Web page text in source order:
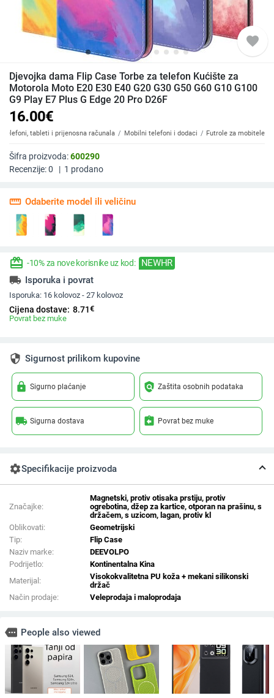
favorite
Djevojka dama Flip Case Torbe za telefon Kućište za
Motorola Moto E20 E30 E40 G20 G30 G50 G60 G10 G100
G9 Play E7 Plus G Edge 20 Pro D26F
16.00€
Telefoni, tableti i prijenosna računala Mobilni telefoni i dodaci Futrole za mobitele
Šifra proizvoda:600290
Recenzije:0 | 1 prodano
straighten Odaberite model ili veličinu
redeem -10% za nove korisnike uz kod: NEWHR
local_shipping Isporuka i povrat
Isporuka: 16 kolovoz - 27 kolovoz
Cijena dostave: 8.71€
Povrat bez muke
security Sigurnost prilikom kupovine
lock Sigurno plaćanje policy Zaštita osobnih podataka
local_shipping Sigurna dostava assignment_return Povrat bez muke
settingsSpecifikacije proizvoda
Značajke:
Magnetski, protiv otisaka prstiju, protiv
ogrebotina, džep za kartice, otporan na prašinu, s
držačem, s uzicom, lagan, protiv kl
Oblikovati:
Geometrijski
Tip:
Flip Case
Naziv marke:
DEEVOLPO
Podrijetlo:
Kontinentalna Kina
Materijal:
Visokokvalitetna PU koža + mekani silikonski
držač
Način prodaje:
Veleprodaja i maloprodaja
more People also viewed